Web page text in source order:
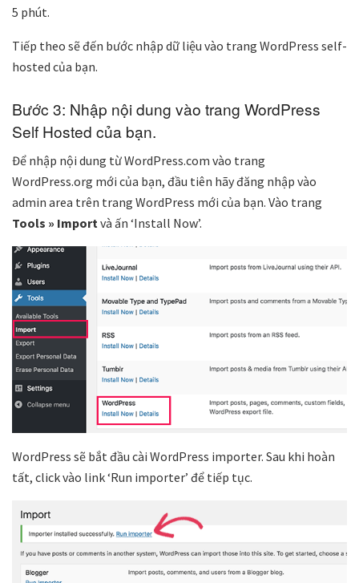
5 phút.
Tiếp theo sẽ đến bước nhập dữ liệu vào trang WordPress self-
hosted của bạn.
Bước 3: Nhập nội dung vào trang WordPress
Self Hosted của bạn.
Để nhập nội dung từ WordPress.com vào trang
WordPress.org mới của bạn, đầu tiên hãy đăng nhập vào
admin area trên trang WordPress mới của bạn. Vào trang
Tools » Importvà ấn ‘Install Now’.
WordPress sẽ bắt đầu cài WordPress importer. Sau khi hoàn
tất, click vào link ‘Run importer’ để tiếp tục.